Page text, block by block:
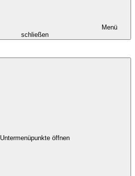
Menü
schließen
Untermenüpunkte öffnen